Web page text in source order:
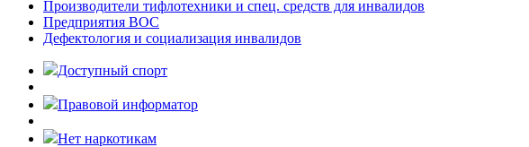
Производители тифлотехники и спец. средств для инвалидов
Предприятия ВОС
Дефектология и социализация инвалидов
Доступный спорт
Правовой информатор
Нет наркотикам